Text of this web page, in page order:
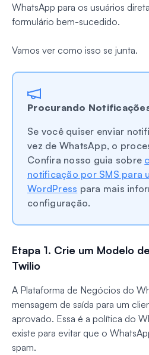
WhatsApp para os usuários
formulário bem-sucedido.
Vamos ver como isso se junta.
Procurando
Se você quiser enviar
vez de WhatsApp, o
Confira nosso guia sobre
notificação por SMS para
WordPress para mais
configuração.
Etapa 1. Crie um Modelo
Twilio
A Plataforma de Negócios do
mensagem de saída para um
aprovado. Essa é a política do
existe para evitar que o
spam.